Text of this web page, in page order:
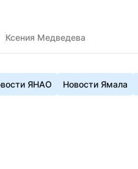
Ксения Медведева
ЯНАО Новости Ямала